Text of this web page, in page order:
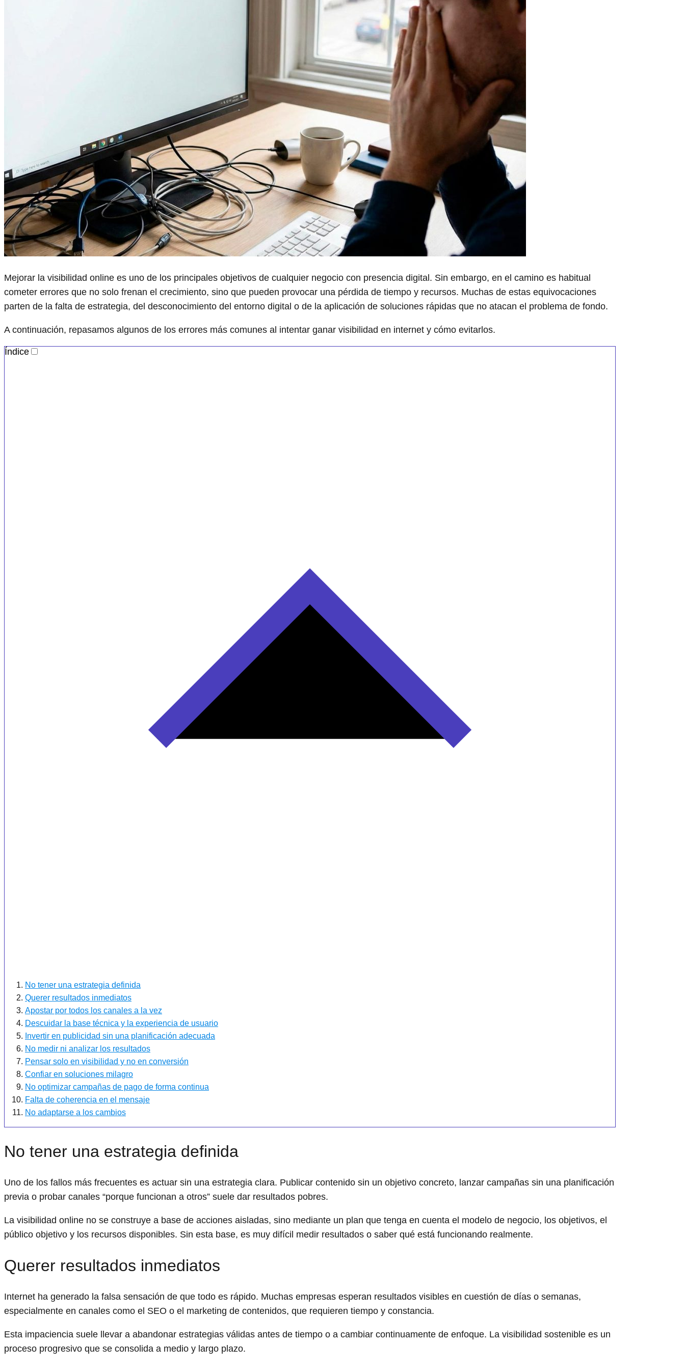
Mejorar la visibilidad online es uno de los principales objetivos de cualquier negocio con presencia digital. Sin embargo, en el camino es habitual
cometer errores que no solo frenan el crecimiento, sino que pueden provocar una pérdida de tiempo y recursos. Muchas de estas equivocaciones
parten de la falta de estrategia, del desconocimiento del entorno digital o de la aplicación de soluciones rápidas que no atacan el problema de fondo.
A continuación, repasamos algunos de los errores más comunes al intentar ganar visibilidad en internet y cómo evitarlos.
Índice
No tener una estrategia definida
Querer resultados inmediatos
Apostar por todos los canales a la vez
Descuidar la base técnica y la experiencia de usuario
Invertir en publicidad sin una planificación adecuada
No medir ni analizar los resultados
Pensar solo en visibilidad y no en conversión
Confiar en soluciones milagro
No optimizar campañas de pago de forma continua
Falta de coherencia en el mensaje
No adaptarse a los cambios
No tener una estrategia definida
Uno de los fallos más frecuentes es actuar sin una estrategia clara. Publicar contenido sin un objetivo concreto, lanzar campañas sin una planificación
previa o probar canales “porque funcionan a otros” suele dar resultados pobres.
La visibilidad online no se construye a base de acciones aisladas, sino mediante un plan que tenga en cuenta el modelo de negocio, los objetivos, el
público objetivo y los recursos disponibles. Sin esta base, es muy difícil medir resultados o saber qué está funcionando realmente.
Querer resultados inmediatos
Internet ha generado la falsa sensación de que todo es rápido. Muchas empresas esperan resultados visibles en cuestión de días o semanas,
especialmente en canales como el SEO o el marketing de contenidos, que requieren tiempo y constancia.
Esta impaciencia suele llevar a abandonar estrategias válidas antes de tiempo o a cambiar continuamente de enfoque. La visibilidad sostenible es un
proceso progresivo que se consolida a medio y largo plazo.